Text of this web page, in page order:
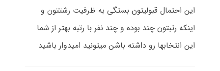
این احتمال قبولیتون بستگی به ظرفیت رشتتون و
اینکه رتبتون چند بوده و چند نفر با رتبه بهتر از شما
این انتخابها رو داشته باشن میتونید امیدوار باشید